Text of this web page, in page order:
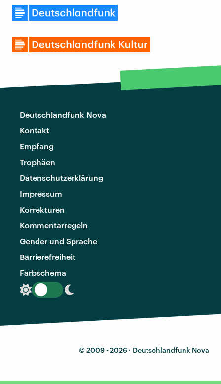
Deutschlandfunk Nova
Kontakt
Empfang
Trophäen
Datenschutzerklärung
Impressum
Korrekturen
Kommentarregeln
Gender und Sprache
Barrierefreiheit
Farbschema
© 2009 - 2026 · Deutschlandfunk Nova